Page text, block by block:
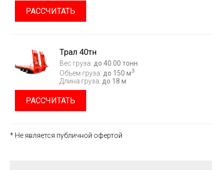
РАССЧИТАТЬ
Трал 40тн
Вес груза: до 40.00 тонн
Объем груза: до 150 м3
Длина груза: до 18 м
РАССЧИТАТЬ
* Не является публичной офертой